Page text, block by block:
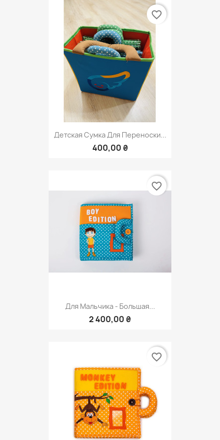
Детская Сумка Для Переноски...
400,00 ₴
favorite_border
Для Мальчика - Большая...
2 400,00 ₴
favorite_border
favorite_border